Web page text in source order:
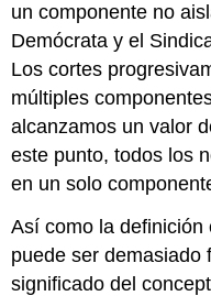
un componente no
Demócrata y el
Los cortes
múltiples
alcanzamos un valor
este punto, todos los
en un solo
Así como la definición
puede ser demasiado
significado del